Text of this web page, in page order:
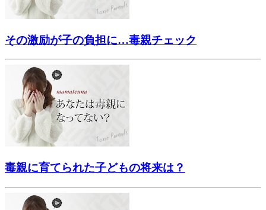
その激励が子の負担に…毒親チェック
毒親に育てられた子どもの将来は？